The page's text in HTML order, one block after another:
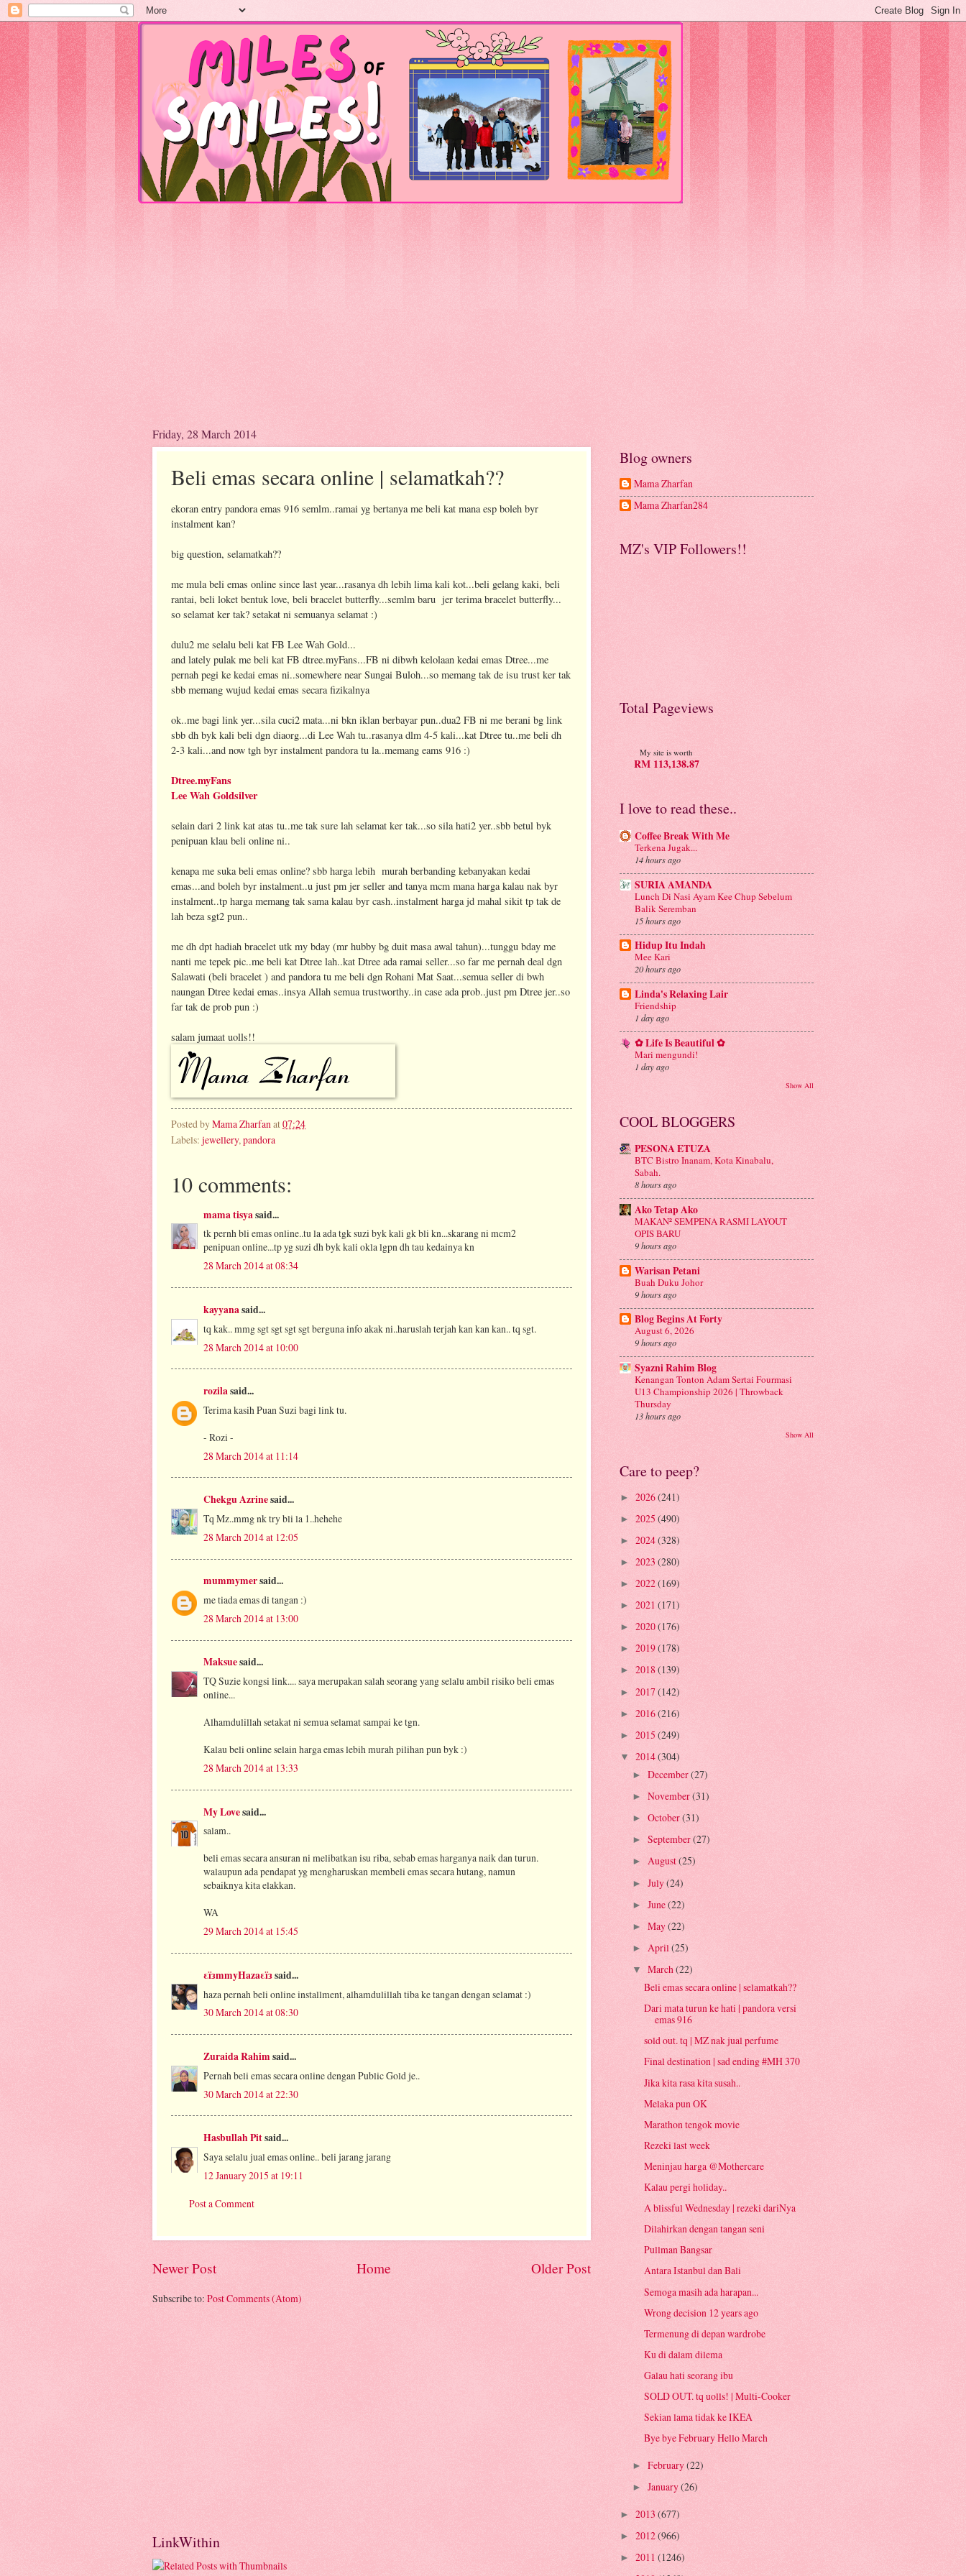
Friday, 28 March 2014
Beli emas secara online | selamatkah??
ekoran entry pandora emas 916 semlm..ramai yg bertanya me beli kat mana esp boleh byr
instalment kan?
big question, selamatkah??
me mula beli emas online since last year...rasanya dh lebih lima kali kot...beli gelang kaki, beli
rantai, beli loket bentuk love, beli bracelet butterfly...semlm baru jer terima bracelet butterfly...
so selamat ker tak? setakat ni semuanya selamat :)
dulu2 me selalu beli kat FB Lee Wah Gold...
and lately pulak me beli kat FB dtree.myFans...FB ni dibwh kelolaan kedai emas Dtree...me
pernah pegi ke kedai emas ni..somewhere near Sungai Buloh...so memang tak de isu trust ker tak
sbb memang wujud kedai emas secara fizikalnya
ok..me bagi link yer...sila cuci2 mata...ni bkn iklan berbayar pun..dua2 FB ni me berani bg link
sbb dh byk kali beli dgn diaorg...di Lee Wah tu..rasanya dlm 4-5 kali...kat Dtree tu..me beli dh
2-3 kali...and now tgh byr instalment pandora tu la..memang eams 916 :)
Dtree.myFans
Lee Wah Goldsilver
selain dari 2 link kat atas tu..me tak sure lah selamat ker tak...so sila hati2 yer..sbb betul byk
penipuan klau beli online ni..
kenapa me suka beli emas online? sbb harga lebih murah berbanding kebanyakan kedai
emas...and boleh byr instalment..u just pm jer seller and tanya mcm mana harga kalau nak byr
instalment..tp harga memang tak sama kalau byr cash..instalment harga jd mahal sikit tp tak de
lah beza sgt2 pun..
me dh dpt hadiah bracelet utk my bday (mr hubby bg duit masa awal tahun)...tunggu bday me
nanti me tepek pic..me beli kat Dtree lah..kat Dtree ada ramai seller...so far me pernah deal dgn
Salawati (beli bracelet ) and pandora tu me beli dgn Rohani Mat Saat...semua seller di bwh
naungan Dtree kedai emas..insya Allah semua trustworthy..in case ada prob..just pm Dtree jer..so
far tak de prob pun :)
salam jumaat uolls!!
Posted byMama Zharfan at07:24
Labels: jewellery, pandora
10 comments:
mama tisyasaid...
tk pernh bli emas online..tu la ada tgk suzi byk kali gk bli kn...skarang ni mcm2
penipuan online...tp yg suzi dh byk kali okla lgpn dh tau kedainya kn
28 March 2014 at 08:34
kayyanasaid...
tq kak.. mmg sgt sgt sgt sgt berguna info akak ni..haruslah terjah kan kan kan.. tq sgt.
28 March 2014 at 10:00
rozilasaid...
Terima kasih Puan Suzi bagi link tu.
- Rozi -
28 March 2014 at 11:14
Chekgu Azrinesaid...
Tq Mz..mmg nk try bli la 1..hehehe
28 March 2014 at 12:05
mummymersaid...
me tiada emas di tangan :)
28 March 2014 at 13:00
Maksuesaid...
TQ Suzie kongsi link.... saya merupakan salah seorang yang selalu ambil risiko beli emas
online...
Alhamdulillah setakat ni semua selamat sampai ke tgn.
Kalau beli online selain harga emas lebih murah pilihan pun byk :)
28 March 2014 at 13:33
My Lovesaid...
salam..
beli emas secara ansuran ni melibatkan isu riba, sebab emas harganya naik dan turun.
walaupun ada pendapat yg mengharuskan membeli emas secara hutang, namun
sebaiknya kita elakkan.
WA
29 March 2014 at 15:45
εïзmmyHazaεïзsaid...
haza pernah beli online installment, alhamdulillah tiba ke tangan dengan selamat :)
30 March 2014 at 08:30
Zuraida Rahim said...
Pernah beli emas secara online dengan Public Gold je..
30 March 2014 at 22:30
Hasbullah Pitsaid...
Saya selalu jual emas online.. beli jarang jarang
12 January 2015 at 19:11
Post a Comment
Newer Post Older Post
Home
Subscribe to: Post Comments (Atom)
LinkWithin
Blog owners
Mama Zharfan
Mama Zharfan284
MZ's VIP Followers!!
Total Pageviews
My site is worth
RM 113,138.87
I love to read these..
Coffee Break With Me
Terkena Jugak...
14 hours ago
SURIA AMANDA
Lunch Di Nasi Ayam Kee Chup Sebelum
Balik Seremban
15 hours ago
Hidup Itu Indah
Mee Kari
20 hours ago
Linda's Relaxing Lair
Friendship
1 day ago
✿ Life Is Beautiful ✿
Mari mengundi!
1 day ago
Show All
COOL BLOGGERS
PESONA ETUZA
BTC Bistro Inanam, Kota Kinabalu,
Sabah.
8 hours ago
Ako Tetap Ako
MAKAN² SEMPENA RASMI LAYOUT
OPIS BARU
9 hours ago
Warisan Petani
Buah Duku Johor
9 hours ago
Blog Begins At Forty
August 6, 2026
9 hours ago
Syazni Rahim Blog
Kenangan Tonton Adam Sertai Fourmasi
U13 Championship 2026 | Throwback
Thursday
13 hours ago
Show All
Care to peep?
► 2026(241)
► 2025 (490)
► 2024(328)
► 2023 (280)
► 2022(169)
► 2021 (171)
► 2020(176)
► 2019(178)
► 2018 (139)
► 2017(142)
► 2016(216)
► 2015 (249)
▼ 2014(304)
► December(27)
► November(31)
► October(31)
► September(27)
► August(25)
► July(24)
► June(22)
► May(22)
► April(25)
▼ March(22)
Beli emas secara online | selamatkah??
Dari mata turun ke hati | pandora versi
emas 916
sold out. tq | MZ nak jual perfume
Final destination | sad ending #MH 370
Jika kita rasa kita susah..
Melaka pun OK
Marathon tengok movie
Rezeki last week
Meninjau harga @Mothercare
Kalau pergi holiday..
A blissful Wednesday | rezeki dariNya
Dilahirkan dengan tangan seni
Pullman Bangsar
Antara Istanbul dan Bali
Semoga masih ada harapan...
Wrong decision 12 years ago
Termenung di depan wardrobe
Ku di dalam dilema
Galau hati seorang ibu
SOLD OUT. tq uolls! | Multi-Cooker
Sekian lama tidak ke IKEA
Bye bye February Hello March
► February(22)
► January(26)
► 2013 (677)
► 2012(966)
► 2011 (1246)